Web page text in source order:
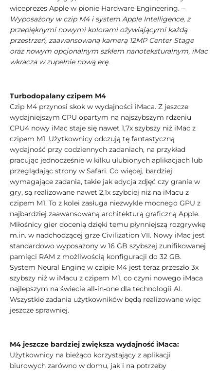
wiceprezes Apple w pionie Hardware Engineering. –
Wyposażony w czip M4 i system Apple Intelligence, z
przepięknymi nowymi kolorami ożywiającymi każdą
przestrzeń, zaawansowaną kamerą 12MP Center Stage
oraz nowym opcjonalnym szkłem nanoteksturalnym, iMac
wkracza w zupełnie nową erę.
Turbodopalany czipem M4
Czip M4 przynosi skok w wydajności iMaca. Z jeszcze
wydajniejszym CPU opartym na najszybszym rdzeniu
CPU4 nowy iMac staje się nawet 1,7x szybszy niż iMac z
czipem M1. Użytkownicy odczują tę fantastyczną
wydajność przy codziennych zadaniach, na przykład
pracując jednocześnie w kilku ulubionych aplikacjach lub
przeglądając strony w Safari. Co więcej, bardziej
wymagające zadania, takie jak edycja zdjęć czy granie w
gry, są realizowane nawet 2,1x szybciej niż na iMacu z
czipem M1. To z kolei zasługa niezwykle mocnego GPU z
najbardziej zaawansowaną architekturą graficzną Apple.
Miłośnicy gier docenią dzięki temu płynniejszą rozgrywkę
m.in. w nadchodzącej grze Civilization VII. Nowy iMac jest
standardowo wyposażony w 16 GB szybszej zunifikowanej
pamięci RAM z możliwością konfiguracji do 32 GB.
System Neural Engine w czipie M4 jest teraz przeszło 3x
szybszy niż w iMacu z czipem M1, co czyni nowego iMaca
najlepszym na świecie all‑in‑one dla technologii AI.
Wszystkie zadania użytkowników będą realizowane więc
jeszcze sprawniej.
M4 jeszcze bardziej zwiększa wydajność iMaca:
Użytkownicy na bieżąco korzystający z aplikacji
biurowych zarówno w domu, jak i na potrzeby